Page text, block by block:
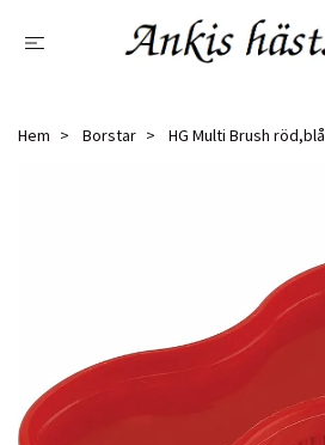
Hem Borstar HG Multi Brush röd,blå